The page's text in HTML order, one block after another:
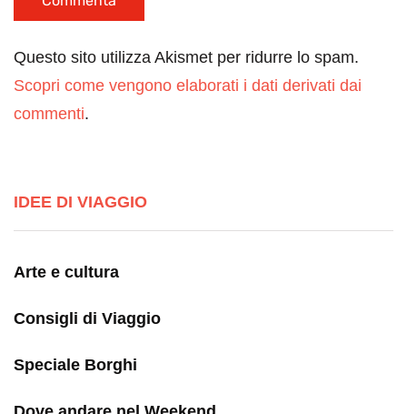
Questo sito utilizza Akismet per ridurre lo spam.
Scopri come vengono elaborati i dati derivati dai
commenti.
IDEE DI VIAGGIO
Arte e cultura
Consigli di Viaggio
Speciale Borghi